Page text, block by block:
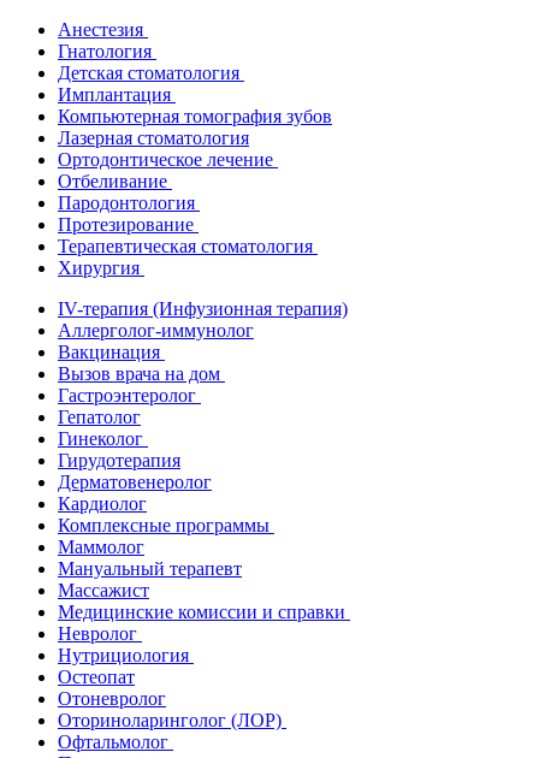
Анестезия
Гнатология
Детская стоматология
Имплантация
Компьютерная томография зубов
Лазерная стоматология
Ортодонтическое лечение
Отбеливание
Пародонтология
Протезирование
Терапевтическая стоматология
Хирургия
IV-терапия (Инфузионная терапия)
Аллерголог-иммунолог
Вакцинация
Вызов врача на дом
Гастроэнтеролог
Гепатолог
Гинеколог
Гирудотерапия
Дерматовенеролог
Кардиолог
Комплексные программы
Маммолог
Мануальный терапевт
Массажист
Медицинские комиссии и справки
Невролог
Нутрициология
Остеопат
Отоневролог
Оториноларинголог (ЛОР)
Офтальмолог